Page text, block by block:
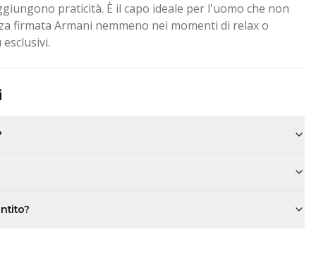
praticità. È il capo ideale per l'uomo che non
firmata Armani nemmeno nei momenti di relax o